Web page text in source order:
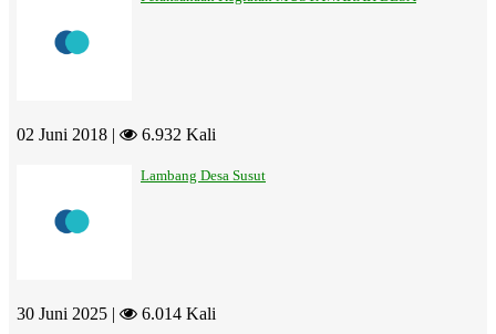
02 Juni 2018 | 6.932 Kali
Lambang Desa Susut
30 Juni 2025 | 6.014 Kali